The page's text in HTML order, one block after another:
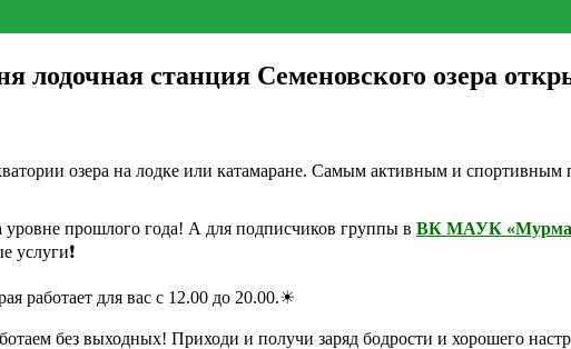
лодочная станция Семеновского озера
озера на лодке или катамаране. Самым активным и спортивным
уровне прошлого года! А для подписчиков группы в ВК МАУК
услуги❗
работает для вас с 12.00 до 20.00.☀
без выходных! Приходи и получи заряд бодрости и хорошего